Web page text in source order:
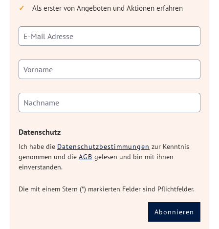
Als erster von Angeboten und Aktionen erfahren
Datenschutz
Ich habe die Datenschutzbestimmungen zur Kenntnis
genommen und die AGB gelesen und bin mit ihnen
einverstanden.
Die mit einem Stern (*) markierten Felder sind Pflichtfelder.
Abonnieren